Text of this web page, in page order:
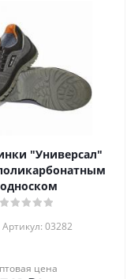
"Универсал"
Артикул: 03282
цена